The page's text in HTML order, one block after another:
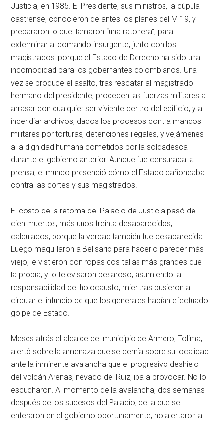
Justicia, en 1985. El Presidente, sus ministros, la cúpula
castrense, conocieron de antes los planes del M 19, y
prepararon lo que llamaron “una ratonera”, para
exterminar al comando insurgente, junto con los
magistrados, porque el Estado de Derecho ha sido una
incomodidad para los gobernantes colombianos. Una
vez se produce el asalto, tras rescatar al magistrado
hermano del presidente, proceden las fuerzas militares a
arrasar con cualquier ser viviente dentro del edificio, y a
incendiar archivos, dados los procesos contra mandos
militares por torturas, detenciones ilegales, y vejámenes
a la dignidad humana cometidos por la soldadesca
durante el gobierno anterior. Aunque fue censurada la
prensa, el mundo presenció cómo el Estado cañoneaba
contra las cortes y sus magistrados.
El costo de la retoma del Palacio de Justicia pasó de
cien muertos, más unos treinta desaparecidos,
calculados, porque la verdad también fue desaparecida.
Luego maquillaron a Belisario para hacerlo parecer más
viejo, le vistieron con ropas dos tallas más grandes que
la propia, y lo televisaron pesaroso, asumiendo la
responsabilidad del holocausto, mientras pusieron a
circular el infundio de que los generales habían efectuado
golpe de Estado.
Meses atrás el alcalde del municipio de Armero, Tolima,
alertó sobre la amenaza que se cernía sobre su localidad
ante la inminente avalancha que el progresivo deshielo
del volcán Arenas, nevado del Ruiz, iba a provocar. No lo
escucharon. Al momento de la avalancha, dos semanas
después de los sucesos del Palacio, de la que se
enteraron en el gobierno oportunamente, no alertaron a